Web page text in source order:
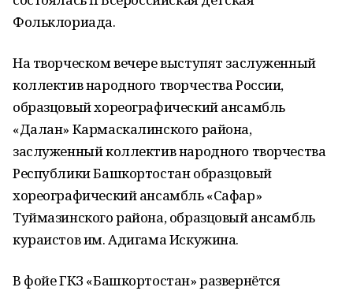
Фольклориада.
На творческом вечере выступят заслуженный
коллектив народного творчества России,
образцовый хореографический ансамбль
«Далан» Кармаскалинского района,
заслуженный коллектив народного творчества
Республики Башкортостан образцовый
хореографический ансамбль «Сафар»
Туймазинского района, образцовый ансамбль
кураистов им. Адигама Искужина.
В фойе ГКЗ «Башкортостан» развернётся